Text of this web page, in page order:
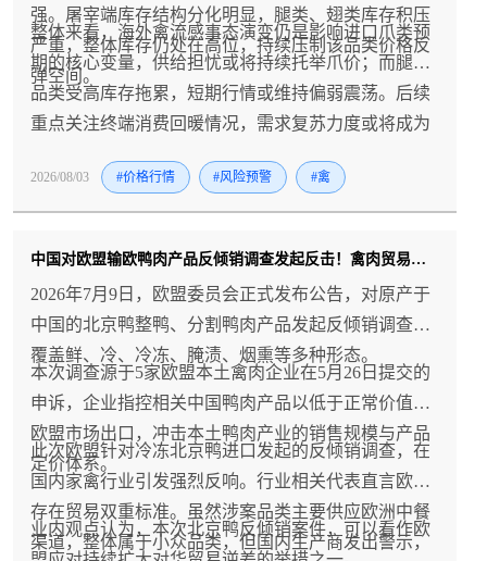
强。屠宰端库存结构分化明显，腿类、翅类库存积压
严重，整体库存仍处在高位，持续压制该品类价格反
弹空间。
整体来看，海外禽流感事态演变仍是影响进口爪类预
期的核心变量，供给担忧或将持续托举爪价；而腿翅
品类受高库存拖累，短期行情或维持偏弱震荡。后续
重点关注终端消费回暖情况，需求复苏力度或将成为
2026/08/03 #价格行情 #风险预警 #禽
中国对欧盟输欧鸭肉产品反倾销调查发起反击！禽肉贸易风险升温！
2026年7月9日，欧盟委员会正式发布公告，对原产于
中国的北京鸭整鸭、分割鸭肉产品发起反倾销调查，
覆盖鲜、冷、冷冻、腌渍、烟熏等多种形态。
本次调查源于5家欧盟本土禽肉企业在5月26日提交的
申诉，企业指控相关中国鸭肉产品以低于正常价值向
欧盟市场出口，冲击本土鸭肉产业的销售规模与产品
定价体系。
此次欧盟针对冷冻北京鸭进口发起的反倾销调查，在
国内家禽行业引发强烈反响。行业相关代表直言欧盟
存在贸易双重标准。虽然涉案品类主要供应欧洲中餐
渠道，整体属于小众品类，但国内生产商发出警示，
业内观点认为，本次北京鸭反倾销案件，可以看作欧